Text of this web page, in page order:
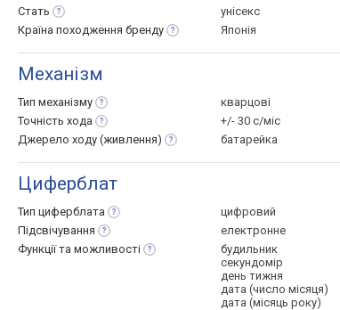
Стать
унісекс
Країна походження бренду Японія
Механізм
Тип механізму
кварцові
Точність хода
+/- 30 с/міс
Джерело ходу (живлення) батарейка
Циферблат
Тип циферблата
цифровий
Підсвічування
електронне
Функції та можливості
будильник
секундомір
день тижня
дата (число місяця)
дата (місяць року)